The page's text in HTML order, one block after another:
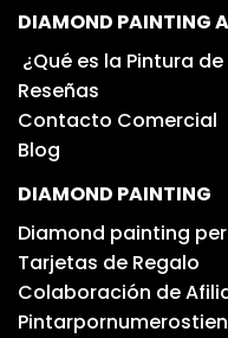
DIAMOND PAINTING
¿Qué es la Pintura
Reseñas
Contacto Comercial
Blog
DIAMOND PAINTING
Diamond painting
Tarjetas de Regalo
Colaboración de